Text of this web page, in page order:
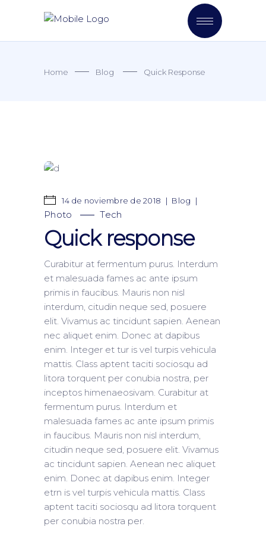
Home Blog Quick Response
14 de noviembre de 2018 Blog
Photo Tech
Quick response
Curabitur at fermentum purus. Interdum
et malesuada fames ac ante ipsum
primis in faucibus. Mauris non nisl
interdum, citudin neque sed, posuere
elit. Vivamus ac tincidunt sapien. Aenean
nec aliquet enim. Donec at dapibus
enim. Integer et tur is vel turpis vehicula
mattis. Class aptent taciti sociosqu ad
litora torquent per conubia nostra, per
inceptos himenaeosivam. Curabitur at
fermentum purus. Interdum et
malesuada fames ac ante ipsum primis
in faucibus. Mauris non nisl interdum,
citudin neque sed, posuere elit. Vivamus
ac tincidunt sapien. Aenean nec aliquet
enim. Donec at dapibus enim. Integer
etrn is vel turpis vehicula mattis. Class
aptent taciti sociosqu ad litora torquent
per conubia nostra per.